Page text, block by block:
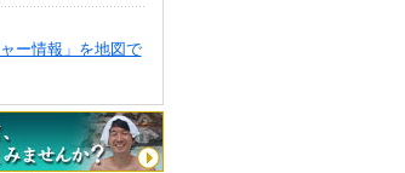
ー情報」を地図で